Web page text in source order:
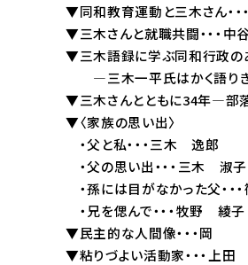
▼同和教育運動と三木さん・
▼三木さんと就職共闘・・・
▼三木語録に学ぶ同和行政の
―三木一平氏はかく語り
▼三木さんとともに34年―部
▼〈家族の思い出〉
・父と私・・・三木 逸郎
・父の思い出・・・三木 淑子
・孫には目がなかった父・
・兄を偲んで・・・牧野 綾子
▼民主的な人間像・・・
▼粘りづよい活動家・・・上